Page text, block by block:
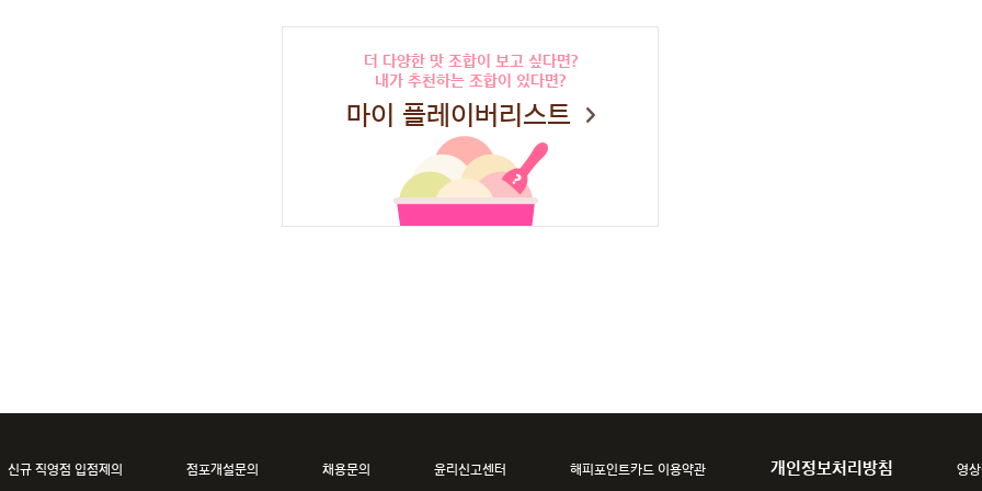
더 다양한 맛 조합이 보고 싶다면?
내가 추천하는 조합이 있다면?
마이 플레이버리스트
신규 직영점 입점제의 점포개설문의 채용문의 윤리신고센터 해피포인트카드 이용약관 개인정보처리방침 영